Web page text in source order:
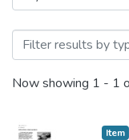
Browsing
Now showing 1 - 1
Item